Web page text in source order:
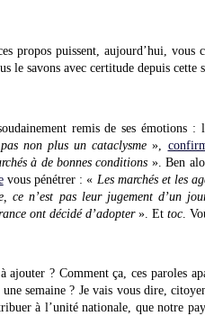
propos puissent, aujourd’hui, vous
le savons avec certitude depuis cette
remis de ses émotions
non plus un cataclysme »,
à de bonnes conditions ». Ben
vous pénétrer : « Les marchés et les
ce n’est pas leur jugement d’un
ont décidé d’adopter». Et toc .
ajouter ? Comment ça, ces paroles
semaine ? Je vais vous dire,
à l’unité nationale, que notre